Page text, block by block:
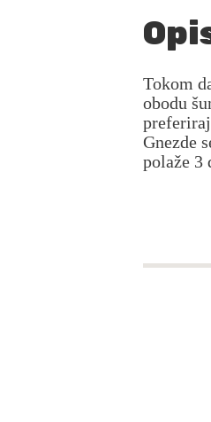
Tokom
obodu
Gnezde
polaže 3